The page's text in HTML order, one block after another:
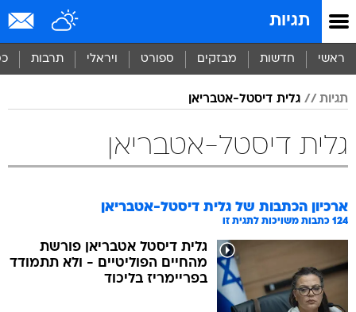
תגיות
ראשי חדשות מבזקים ספורט ויראלי תרבות
תגיות גלית דיסטל-אטבריאן
גלית דיסטל-אטבריאן
ארכיון הכתבות של גלית דיסטל-אטבריאן
124 כתבות משויכות לתגית זו
גלית דיסטל אטבריאן פורשת
מהחיים הפוליטיים - ולא תתמודד
בפריימריז בליכוד